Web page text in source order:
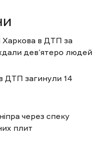
Харкова в ДТП за
дев’ятеро людей
ДТП загинули 14
через спеку
плит